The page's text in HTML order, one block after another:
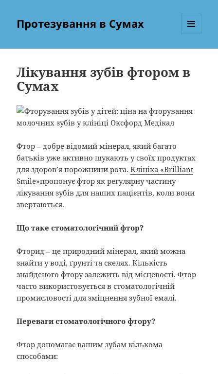
Протезування в Сумах
Лікування зубів фтором в
Сумах
Фтор – добре відомий мінерал, який багато
батьків уже активно шукають у своїх продуктах
для здоров’я порожнини рота.Клініка «Brilliant
Smile»пропонує фтор як регулярну частину
лікування зубів для наших пацієнтів, коли вони
звертаються.
Що таке стоматологічний фтор?
Фторид – це природний мінерал, який можна
знайти у воді, ґрунті та скелях. Кількість
знайденого фтору залежить від місцевості. Фтор
часто використовується в стоматологічній
промисловості для зміцнення зубної емалі.
Переваги стоматологічного фтору?
Фтор допомагає вашим зубам кількома
способами: